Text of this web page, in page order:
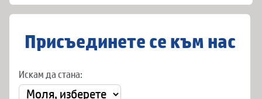
Присъединете се към нас
Искам да стана: